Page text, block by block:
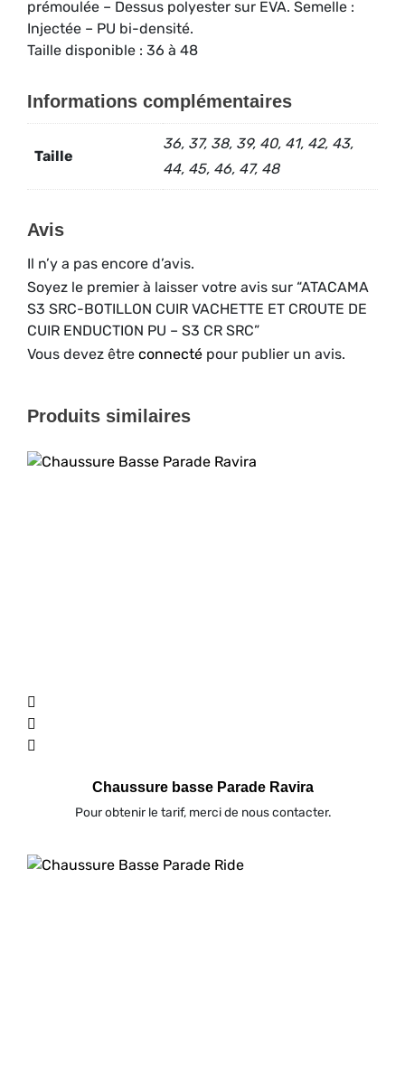
prémoulée – Dessus polyester sur EVA. Semelle :
Injectée – PU bi-densité.
Taille disponible : 36 à 48
Informations complémentaires
Taille
36, 37, 38, 39, 40, 41, 42, 43,
44, 45, 46, 47, 48
Avis
Il n’y a pas encore d’avis.
Soyez le premier à laisser votre avis sur “ATACAMA
S3 SRC-BOTILLON CUIR VACHETTE ET CROUTE DE
CUIR ENDUCTION PU – S3 CR SRC”
Vous devez être connecté pour publier un avis.
Produits similaires
Chaussure basse Parade Ravira
Pour obtenir le tarif, merci de nous contacter.